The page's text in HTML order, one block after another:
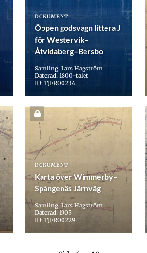
DOKUMENT
Öppen godsvagn littera J
för Westervik–
Åtvidaberg–Bersbo
Samling: Lars Hagström
Daterad: 1800-talet
ID: TJFR00234
DOKUMENT
Karta över Wimmerby–
Spångenäs Järnväg
Samling: Lars Hagström
Daterad: 1905
ID: TJFR00229